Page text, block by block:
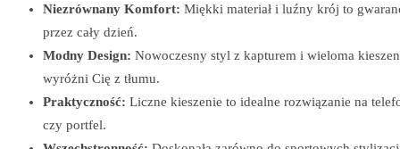
Niezrównany Komfort: Miękki materiał i luźny krój to
przez cały dzień.
Modny Design: Nowoczesny styl z kapturem i wieloma
wyróżni Cię z tłumu.
Praktyczność: Liczne kieszenie to idealne rozwiązanie na
czy portfel.